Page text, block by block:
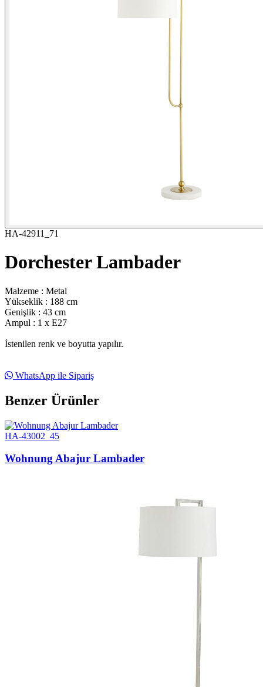
HA-42911_71
Dorchester Lambader
Malzeme : Metal
Yükseklik : 188 cm
Genişlik : 43 cm
Ampul : 1 x E27
İstenilen renk ve boyutta yapılır.
WhatsApp ile Sipariş
Benzer Ürünler
HA-43002_45
Wohnung Abajur Lambader